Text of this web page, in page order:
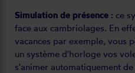
Simulation de présence : ce
face aux cambriolages. En
vacances par exemple, vous
un système d'horloge vos
s'animer automatiquement